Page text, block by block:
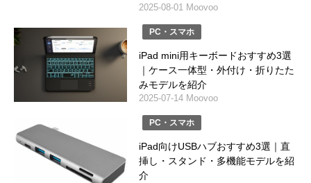
2025-08-01 Moovoo
PC・スマホ
iPad mini用キーボードおすすめ3選
｜ケース一体型・外付け・折りたた
みモデルを紹介
2025-07-14 Moovoo
PC・スマホ
iPad向けUSBハブおすすめ3選｜直
挿し・スタンド・多機能モデルを紹
介